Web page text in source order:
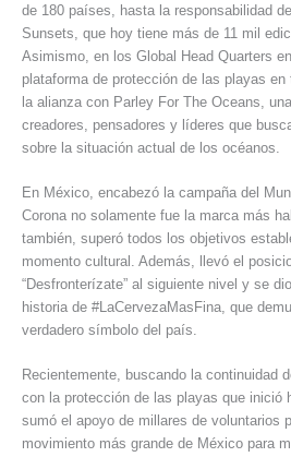
de 180 países, hasta la responsabilidad
Sunsets, que hoy tiene más de 11 mil
Asimismo, en los Global Head Quarters
plataforma de protección de las playas
la alianza con Parley For The Oceans,
creadores, pensadores y líderes que
sobre la situación actual de los océanos.
En México, encabezó la campaña del
Corona no solamente fue la marca más
también, superó todos los objetivos
momento cultural. Además, llevó el
“Desfronterízate” al siguiente nivel y se
historia de #LaCervezaMasFina, que
verdadero símbolo del país.
Recientemente, buscando la continuidad
con la protección de las playas que inició
sumó el apoyo de millares de voluntarios
movimiento más grande de México para